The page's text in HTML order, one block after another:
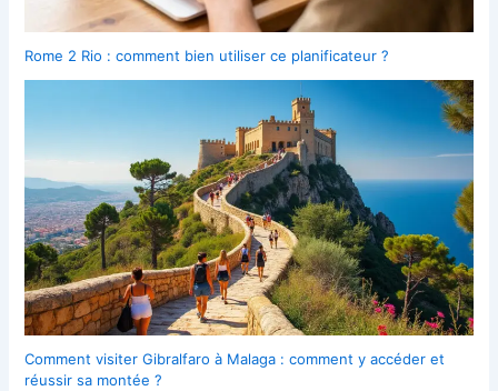
Rome 2 Rio : comment bien utiliser ce planificateur ?
Comment visiter Gibralfaro à Malaga : comment y accéder et
réussir sa montée ?